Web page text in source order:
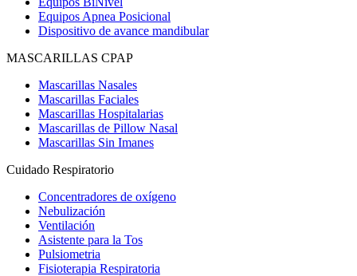
Equipos Apnea Posicional
Dispositivo de avance mandibular
MASCARILLAS CPAP
Mascarillas Nasales
Mascarillas Faciales
Mascarillas Hospitalarias
Mascarillas de Pillow Nasal
Mascarillas Sin Imanes
Cuidado Respiratorio
Concentradores de oxígeno
Nebulización
Ventilación
Asistente para la Tos
Pulsiometria
Fisioterapia Respiratoria